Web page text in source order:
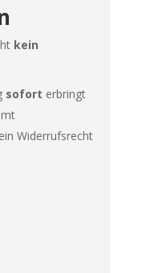
kein
sofort erbringt
Widerrufsrecht